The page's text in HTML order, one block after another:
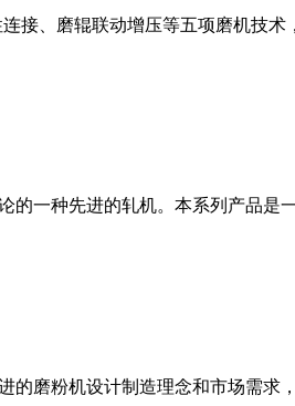
接、磨辊联动增压等五项磨机技术
的一种先进的轧机。本系列产品是
的磨粉机设计制造理念和市场需求